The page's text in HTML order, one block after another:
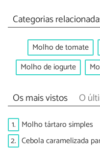
Categorias
Molho de tomate
Molho de iogurte
Os mais vistos O
1. Molho tártaro simples
2. Cebola caramelizada